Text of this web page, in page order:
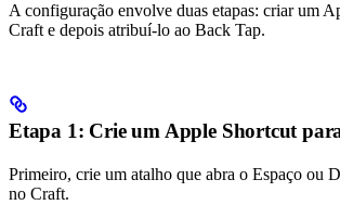
A configuração envolve duas etapas: criar um
Craft e depois atribuí‑lo ao Back Tap.
Etapa 1: Crie um Apple Shortcut
Primeiro, crie um atalho que abra o Espaço ou
no Craft.